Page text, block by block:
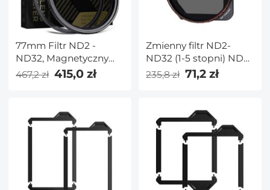
77mm Filtr ND2 -
ND32, Magnetyczny
Adapterring, Nano-X
467,2 zł 415,0 zł
Zmienny filtr ND2-
ND32 (1-5 stopni) ND
dla DJI Mavic 3/Mavic 3
wielowarstwowymi
powłokami
Wodoodporny/odporny
na zarysowania
235,8 zł 71,2 zł